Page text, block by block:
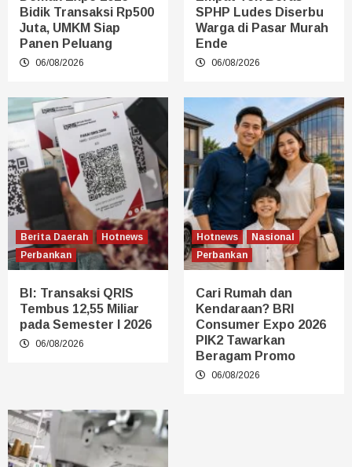
Bidik Transaksi Rp500
Juta, UMKM Siap
Panen Peluang
06/08/2026
SPHP Ludes Diserbu
Warga di Pasar Murah
Ende
06/08/2026
Berita Daerah
Hotnews
Perbankan
BI: Transaksi QRIS
Tembus 12,55 Miliar
pada Semester I 2026
06/08/2026
Hotnews
Nasional
Perbankan
Cari Rumah dan
Kendaraan? BRI
Consumer Expo 2026
PIK2 Tawarkan
Beragam Promo
06/08/2026